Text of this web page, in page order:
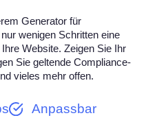
Generator für
wenigen Schritten eine
Ihre Website. Zeigen Sie Ihr
Sie geltende Compliance-
vieles mehr offen.
Anpassbar